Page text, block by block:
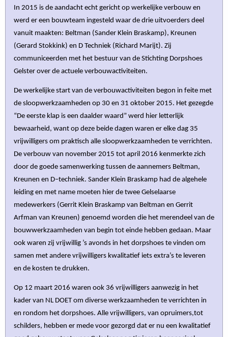
In 2015 is de aandacht echt gericht op werkelijke verbouw en
werd er een bouwteam ingesteld waar de drie uitvoerders deel
vanuit maakten: Beltman (Sander Klein Braskamp), Kreunen
(Gerard Stokkink) en D Techniek (Richard Marijt). Zij
communiceerden met het bestuur van de Stichting Dorpshoes
Gelster over de actuele verbouwactiviteiten.
De werkelijke start van de verbouwactiviteiten begon in feite met
de sloopwerkzaamheden op 30 en 31 oktober 2015. Het gezegde
“De eerste klap is een daalder waard” werd hier letterlijk
bewaarheid, want op deze beide dagen waren er elke dag 35
vrijwilligers om praktisch alle sloopwerkzaamheden te verrichten.
De verbouw van november 2015 tot april 2016 kenmerkte zich
door de goede samenwerking tussen de aannemers Beltman,
Kreunen en D–techniek. Sander Klein Braskamp had de algehele
leiding en met name moeten hier de twee Gelselaarse
medewerkers (Gerrit Klein Braskamp van Beltman en Gerrit
Arfman van Kreunen) genoemd worden die het merendeel van de
bouwwerkzaamheden van begin tot einde hebben gedaan. Maar
ook waren zij vrijwillig ’s avonds in het dorpshoes te vinden om
samen met andere vrijwilligers kwalitatief iets extra’s te leveren
en de kosten te drukken.
Op 12 maart 2016 waren ook 36 vrijwilligers aanwezig in het
kader van NL DOET om diverse werkzaamheden te verrichten in
en rondom het dorpshoes. Alle vrijwilligers, van opruimers,tot
schilders, hebben er mede voor gezorgd dat er nu een kwalitatief